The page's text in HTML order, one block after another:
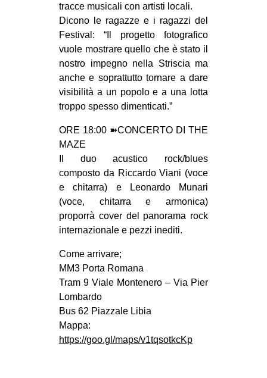
tracce musicali con artisti locali.
Dicono le ragazze e i ragazzi del
Festival: “Il progetto fotografico
vuole mostrare quello che è stato il
nostro impegno nella Striscia ma
anche e soprattutto tornare a dare
visibilità a un popolo e a una lotta
troppo spesso dimenticati.”
ORE 18:00 ➽CONCERTO DI THE
MAZE
Il duo acustico rock/blues
composto da Riccardo Viani (voce
e chitarra) e Leonardo Munari
(voce, chitarra e armonica)
proporrà cover del panorama rock
internazionale e pezzi inediti.
Come arrivare;
MM3 Porta Romana
Tram 9 Viale Montenero – Via Pier
Lombardo
Bus 62 Piazzale Libia
Mappa:
https://goo.gl/maps/v1tqsotkcKp